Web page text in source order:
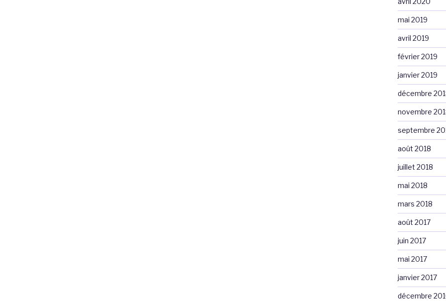
mai 2019
avril 2019
février 2019
janvier 2019
décembre
novembre
septembre
août 2018
juillet 2018
mai 2018
mars 2018
août 2017
juin 2017
mai 2017
janvier 2017
décembre